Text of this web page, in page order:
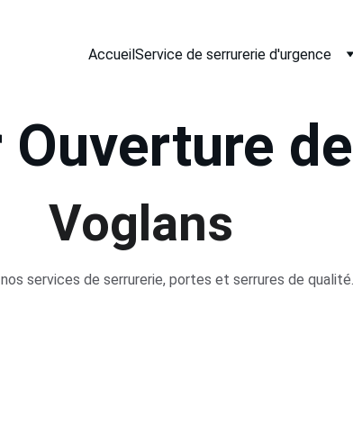
AccueilService de serrurerie d'urgence
Voglans
services de serrurerie, portes et serrures de qualité.